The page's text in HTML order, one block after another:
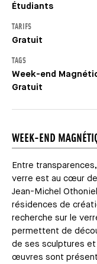
Étudiants
TARIFS
Gratuit
TAGS
Week-end
Gratuit
WEEK-END
Entre
verre est au cœur
Jean-Michel
résidences de
recherche sur le
permettent de
de ses sculptures
œuvres sont